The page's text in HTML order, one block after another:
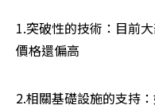
1.突破性的技術：目前
價格還偏高
2.相關基礎設施的支持